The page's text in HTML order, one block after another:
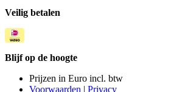
Veilig betalen
Blijf op de hoogte
Prijzen in Euro incl. btw
Voorwaarden | Privacy